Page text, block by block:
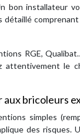
bon installateur
RGE,
attentivement le
aux bricoleurs
simples
des risques.